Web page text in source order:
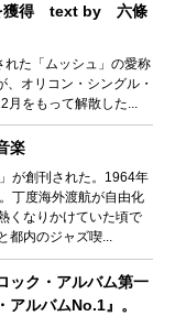
獲得 text by 六條
た「ムッシュ」の愛称
オリコン・シングル・
をもって解散した...
楽
が創刊された。1964年
丁度海外渡航が自由化
くなりかけていた頃で
都内のジャズ喫...
ック・アルバム第一
アルバムNo.1』。